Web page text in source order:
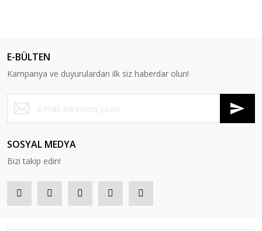
E-BÜLTEN
Kampanya ve duyurulardan ilk siz haberdar olun!
SOSYAL MEDYA
Bizi takip edin!